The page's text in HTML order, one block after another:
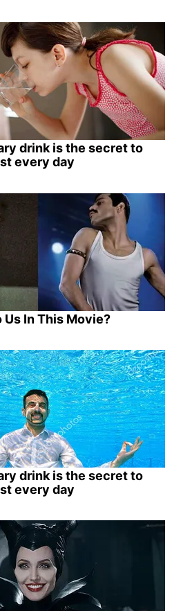
drink is the secret to
every day
Us In This Movie?
drink is the secret to
every day